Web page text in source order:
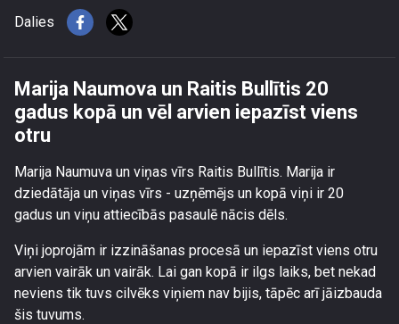
Dalies
Marija Naumova un Raitis Bullītis 20
gadus kopā un vēl arvien iepazīst viens
otru
Marija Naumuva un viņas vīrs Raitis Bullītis. Marija ir
dziedātāja un viņas vīrs - uzņēmējs un kopā viņi ir 20
gadus un viņu attiecībās pasaulē nācis dēls.
Viņi joprojām ir izzināšanas procesā un iepazīst viens otru
arvien vairāk un vairāk. Lai gan kopā ir ilgs laiks, bet nekad
neviens tik tuvs cilvēks viņiem nav bijis, tāpēc arī jāizbauda
šis tuvums.